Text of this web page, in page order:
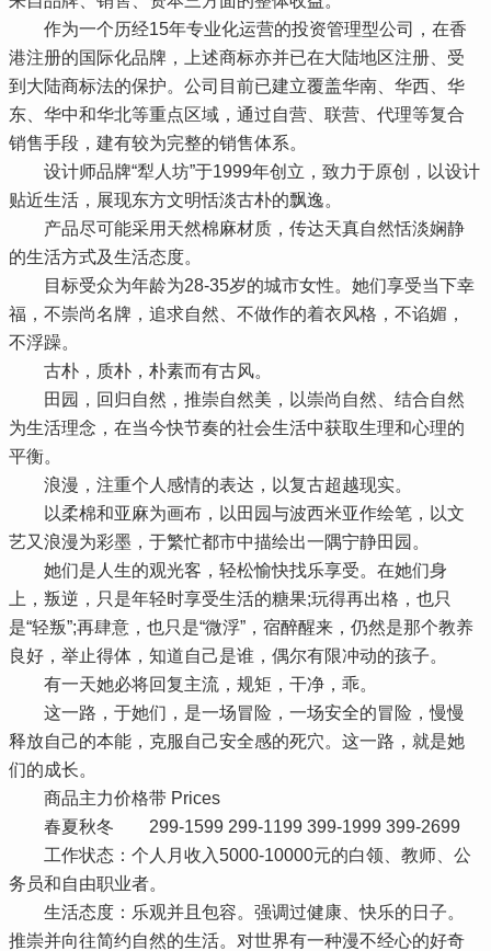
作为一个历经15年专业化运营的投资管理型公司，在香
港注册的国际化品牌，上述商标亦并已在大陆地区注册、受
到大陆商标法的保护。公司目前已建立覆盖华南、华西、华
东、华中和华北等重点区域，通过自营、联营、代理等复合
销售手段，建有较为完整的销售体系。
设计师品牌“犁人坊”于1999年创立，致力于原创，以设计
贴近生活，展现东方文明恬淡古朴的飘逸。
产品尽可能采用天然棉麻材质，传达天真自然恬淡娴静
的生活方式及生活态度。
目标受众为年龄为28-35岁的城市女性。她们享受当下幸
福，不崇尚名牌，追求自然、不做作的着衣风格，不谄媚，
不浮躁。
古朴，质朴，朴素而有古风。
田园，回归自然，推崇自然美，以崇尚自然、结合自然
为生活理念，在当今快节奏的社会生活中获取生理和心理的
平衡。
浪漫，注重个人感情的表达，以复古超越现实。
以柔棉和亚麻为画布，以田园与波西米亚作绘笔，以文
艺又浪漫为彩墨，于繁忙都市中描绘出一隅宁静田园。
她们是人生的观光客，轻松愉快找乐享受。在她们身
上，叛逆，只是年轻时享受生活的糖果;玩得再出格，也只
是“轻叛”;再肆意，也只是“微浮”，宿醉醒来，仍然是那个教养
良好，举止得体，知道自己是谁，偶尔有限冲动的孩子。
有一天她必将回复主流，规矩，干净，乖。
这一路，于她们，是一场冒险，一场安全的冒险，慢慢
释放自己的本能，克服自己安全感的死穴。这一路，就是她
们的成长。
商品主力价格带 Prices
春夏秋冬 299-1599 299-1199 399-1999 399-2699
工作状态：个人月收入5000-10000元的白领、教师、公
务员和自由职业者。
生活态度：乐观并且包容。强调过健康、快乐的日子。
推崇并向往简约自然的生活。对世界有一种漫不经心的好奇